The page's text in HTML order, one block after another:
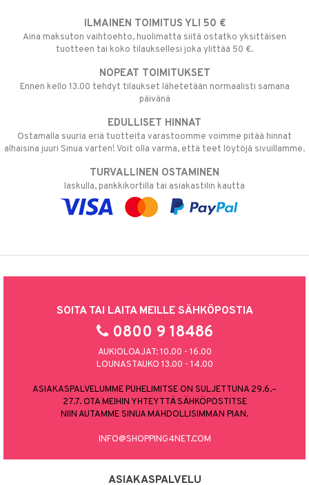
ILMAINEN TOIMITUS YLI 50 €
Aina maksuton vaihtoehto, huolimatta siitä ostatko yksittäisen
tuotteen tai koko tilauksellesi joka ylittää 50 €.
NOPEAT TOIMITUKSET
Ennen kello 13.00 tehdyt tilaukset lähetetään normaalisti samana
päivänä
EDULLISET HINNAT
Ostamalla suuria eriä tuotteita varastoomme voimme pitää hinnat
alhaisina juuri Sinua varten! Voit olla varma, että teet löytöjä sivuillamme.
TURVALLINEN OSTAMINEN
laskulla, pankkikortilla tai asiakastilin kautta
SOITA TAI LAITA MEILLE SÄHKÖPOSTIA
0800 9 18486
AUKIOLOAJAT: 10.00 - 16.00
LOUNASTAUKO 13.00 - 14.00
ASIAKASPALVELUMME PUHELIMITSE ON SULJETTUNA 29.6.–
27.7. OTA MEIHIN YHTEYTTÄ SÄHKÖPOSTITSE
NIIN AUTAMME SINUA MAHDOLLISIMMAN PIAN.
INFO@SHOPPING4NET.COM
ASIAKASPALVELU